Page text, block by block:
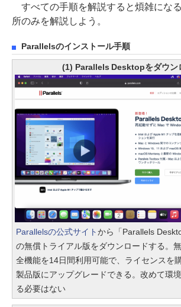
すべての手順を解説すると煩雑にな
所のみを解説しよう。
Parallelsのインストール手順
(1) Parallels Desktopをダウン
Parallelsの公式サイトから「Parallels
の無償トライアル版をダウンロードする。
全機能を14日間利用可能で、ライセンスを
製品版にアップグレードできる。改めて環
る必要はない